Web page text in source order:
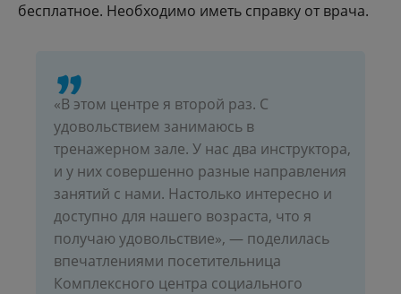
бесплатное. Необходимо иметь справку от врача.
«В этом центре я второй раз. С
удовольствием занимаюсь в
тренажерном зале. У нас два инструктора,
и у них совершенно разные направления
занятий с нами. Настолько интересно и
доступно для нашего возраста, что я
получаю удовольствие», — поделилась
впечатлениями посетительница
Комплексного центра социального